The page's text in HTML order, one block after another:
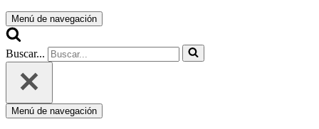
Menú de navegación
Buscar...
Menú de navegación